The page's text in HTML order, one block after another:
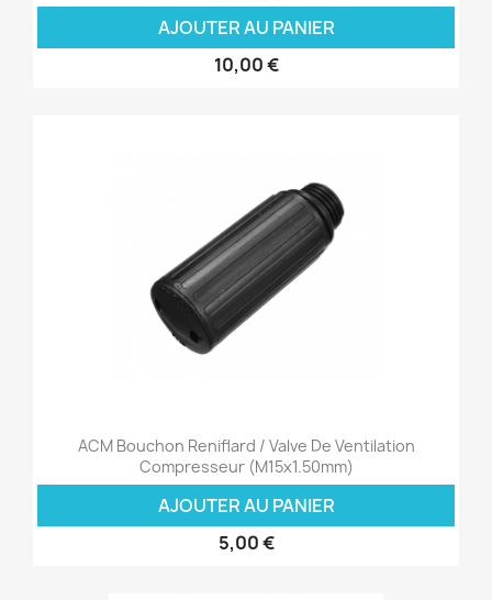
AJOUTER AU PANIER
10,00 €
ACM Bouchon Reniflard / Valve De Ventilation
Compresseur (M15x1.50mm)
AJOUTER AU PANIER
5,00 €